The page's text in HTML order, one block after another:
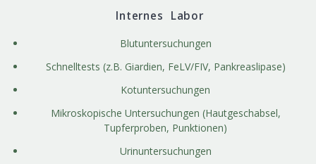
Internes Labor
Blutuntersuchungen
Schnelltests (z.B. Giardien, FeLV/FIV, Pankreaslipase)
Kotuntersuchungen
Mikroskopische Untersuchungen (Hautgeschabsel,
Tupferproben, Punktionen)
Urinuntersuchungen